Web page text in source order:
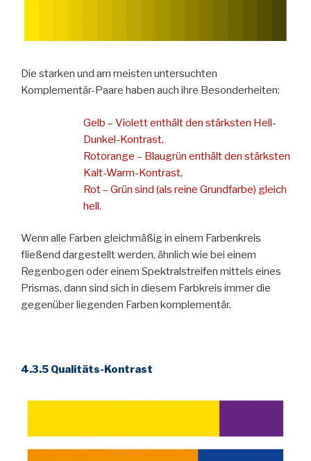
Die starken und am meisten untersuchten
Komplementär-Paare haben auch ihre Besonderheiten:
Gelb ­– Violett enthält den stärksten Hell-
Dunkel-Kontrast,
Rotorange – Blaugrün enthält den stärksten
Kalt-Warm-Kontrast,
Rot – Grün sind (als reine Grundfarbe) gleich
hell.
Wenn alle Farben gleichmäßig in einem Farbenkreis
fließend dargestellt werden, ähnlich wie bei einem
Regenbogen oder einem Spektralstreifen mittels eines
Prismas, dann sind sich in diesem Farbkreis immer die
gegenüber liegenden Farben komplementär.
4.3.5 Qualitäts-Kontrast